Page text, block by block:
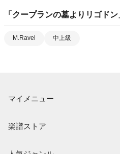
「 クープランの墓よりリゴドン
M.Ravel 中上級
マイメニュー
楽譜ストア